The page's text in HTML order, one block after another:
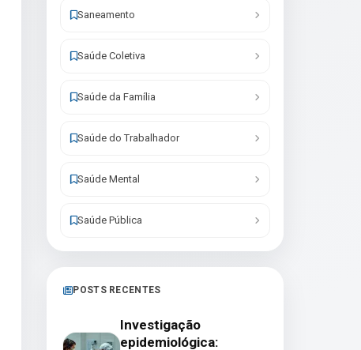
Saneamento
Saúde Coletiva
Saúde da Família
Saúde do Trabalhador
Saúde Mental
Saúde Pública
POSTS RECENTES
Investigação
epidemiológica: